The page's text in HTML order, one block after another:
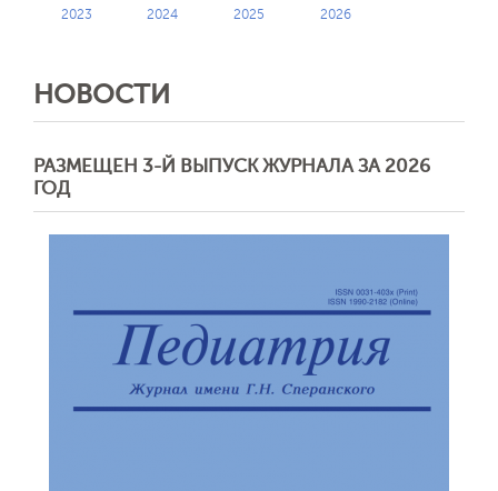
2023 2024 2025 2026
НОВОСТИ
РАЗМЕЩЕН 3-Й ВЫПУСК ЖУРНАЛА ЗА 2026
ГОД